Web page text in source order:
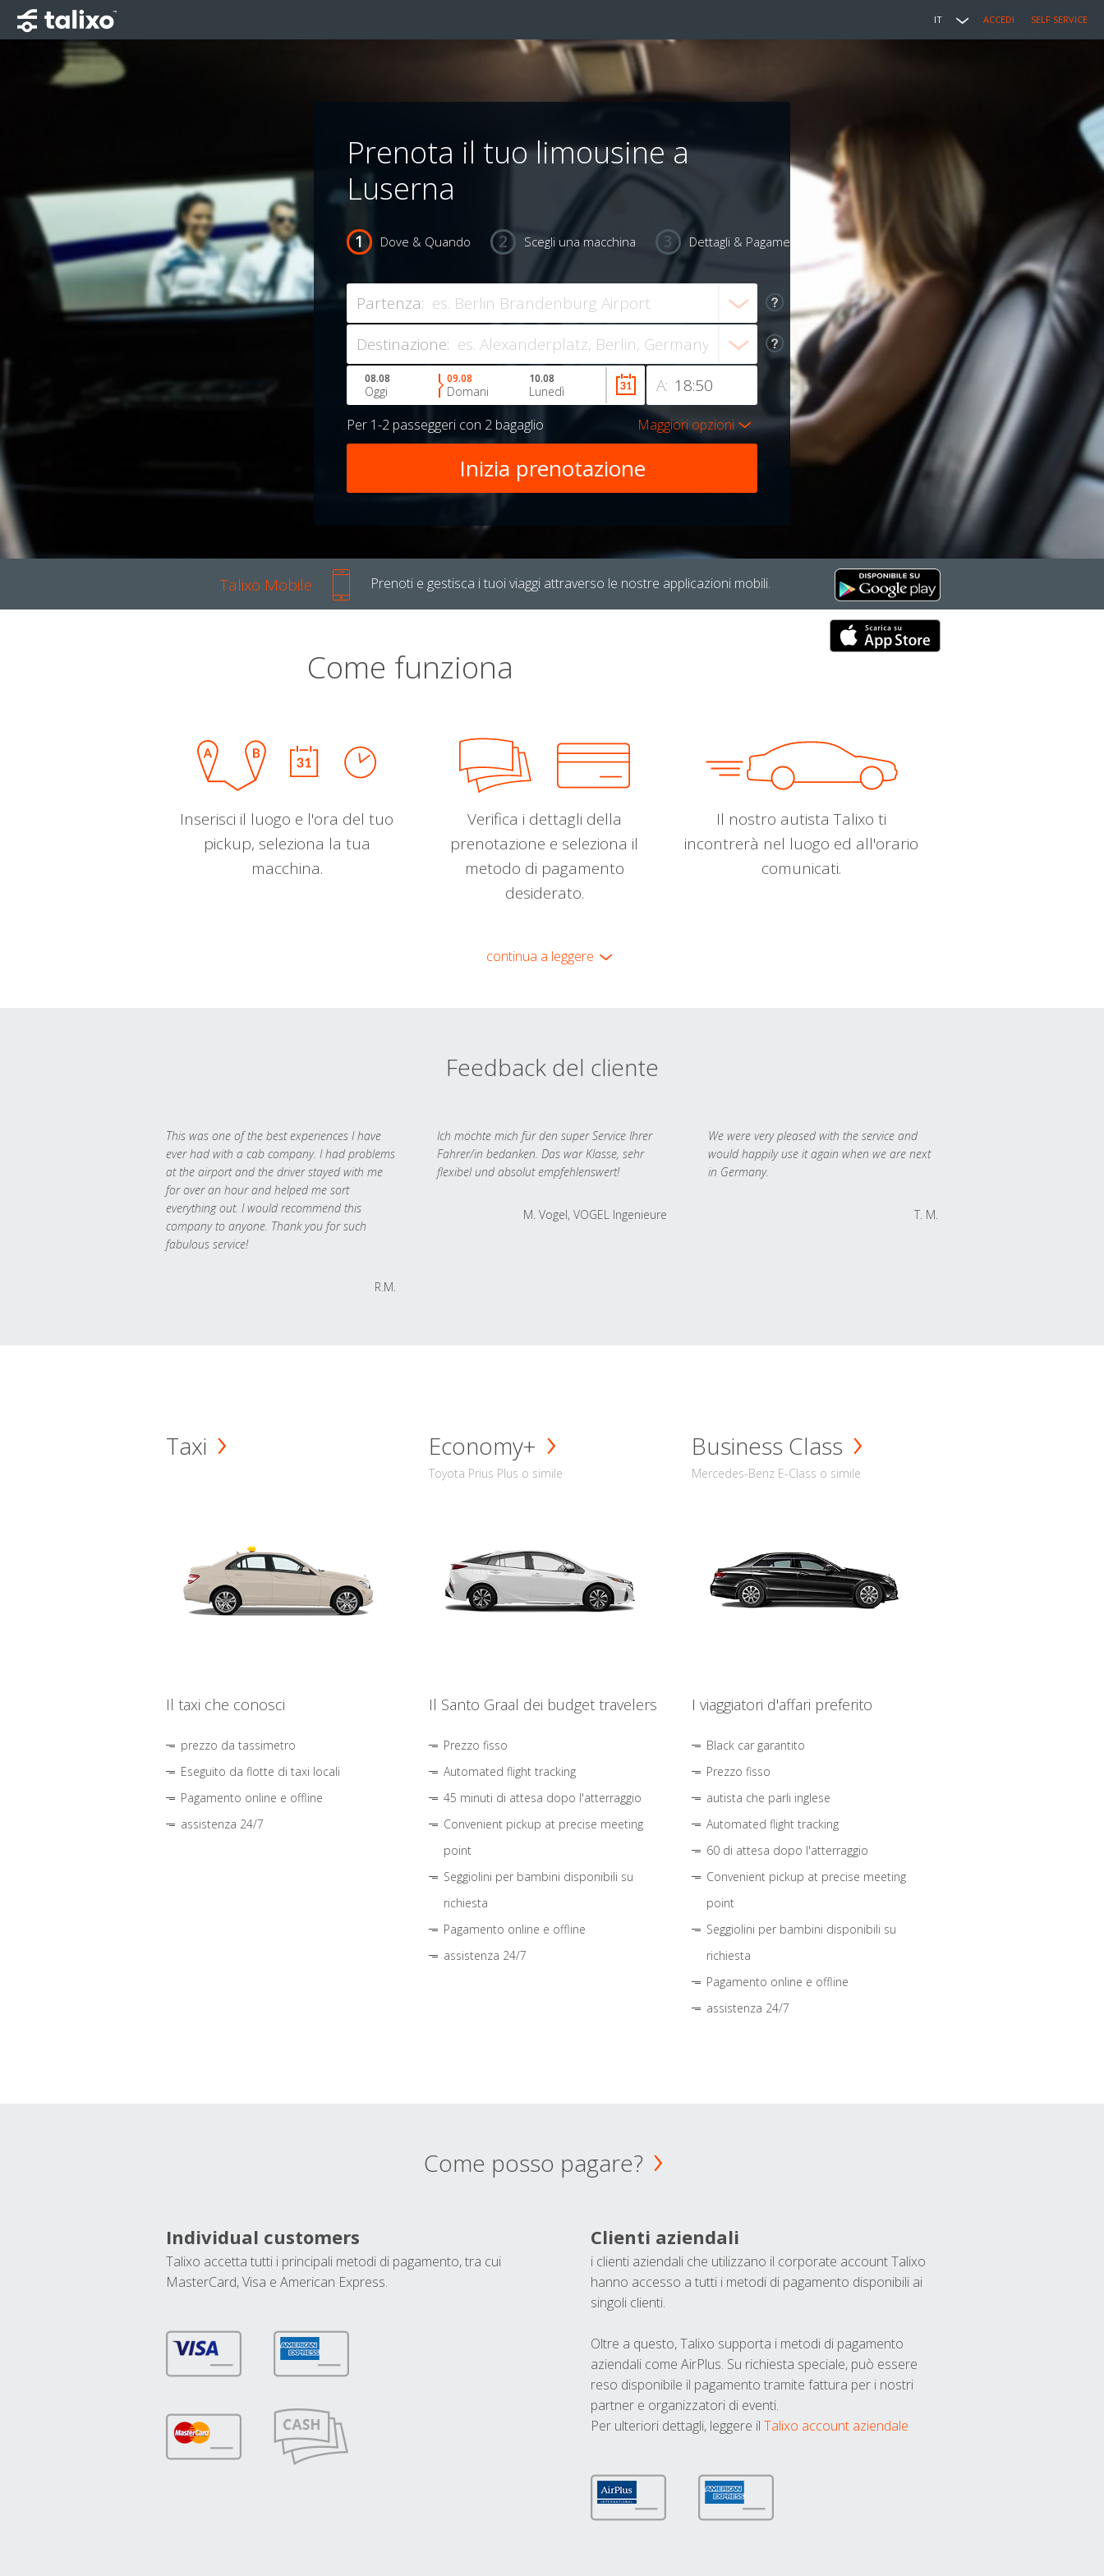
IT ACCEDI SELF SERVICE
Prenota il tuo limousine a
Luserna
Dove & Quando Scegli una macchina Dettagli & Pagamento
Partenza:
Destinazione:
A:
08.08
Oggi
09.08
Domani
10.08
Lunedì
Per 1-2 passeggeri con 2 bagaglio Maggiori opzioni
Talixo Mobile Prenoti e gestisca i tuoi viaggi attraverso le nostre applicazioni mobili.
Come funziona
Inserisci il luogo e l'ora del tuo
pickup, seleziona la tua
macchina.
Verifica i dettagli della
prenotazione e seleziona il
metodo di pagamento
desiderato.
Il nostro autista Talixo ti
incontrerà nel luogo ed all'orario
comunicati.
continua a leggere
Feedback del cliente
This was one of the best experiences I have
ever had with a cab company. I had problems
at the airport and the driver stayed with me
for over an hour and helped me sort
everything out. I would recommend this
company to anyone. Thank you for such
fabulous service!
R.M.
Ich möchte mich für den super Service Ihrer
Fahrer/in bedanken. Das war Klasse, sehr
flexibel und absolut empfehlenswert!
M. Vogel, VOGEL Ingenieure
We were very pleased with the service and
would happily use it again when we are next
in Germany.
T. M.
Taxi
Il taxi che conosci
prezzo da tassimetro
Eseguito da flotte di taxi locali
Pagamento online e offline
assistenza 24/7
Economy+
Toyota Prius Plus o simile
Il Santo Graal dei budget travelers
Prezzo fisso
Automated flight tracking
45 minuti di attesa dopo l'atterraggio
Convenient pickup at precise meeting
point
Seggiolini per bambini disponibili su
richiesta
Pagamento online e offline
assistenza 24/7
Business Class
Mercedes-Benz E-Class o simile
I viaggiatori d'affari preferito
Black car garantito
Prezzo fisso
autista che parli inglese
Automated flight tracking
60 di attesa dopo l'atterraggio
Convenient pickup at precise meeting
point
Seggiolini per bambini disponibili su
richiesta
Pagamento online e offline
assistenza 24/7
Come posso pagare?
Individual customers
Talixo accetta tutti i principali metodi di pagamento, tra cui
MasterCard, Visa e American Express.
Clienti aziendali
i clienti aziendali che utilizzano il corporate account Talixo
hanno accesso a tutti i metodi di pagamento disponibili ai
singoli clienti.
Oltre a questo, Talixo supporta i metodi di pagamento
aziendali come AirPlus. Su richiesta speciale, può essere
reso disponibile il pagamento tramite fattura per i nostri
partner e organizzatori di eventi.
Per ulteriori dettagli, leggere il Talixo account aziendale